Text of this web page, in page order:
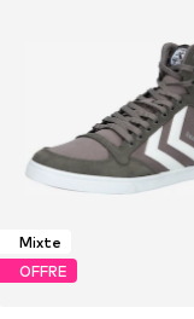
Mixte
OFFRE